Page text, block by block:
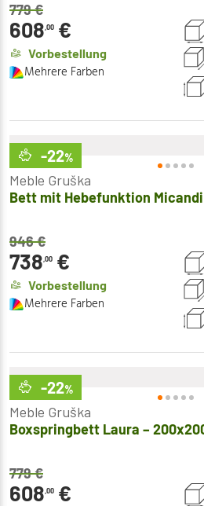
779€
608,00 €
Vorbestellung
Mehrere Farben
-22%
Meble Gruška
Bett mit Hebefunktion
946€
738,00 €
Vorbestellung
Mehrere Farben
-22%
Meble Gruška
Boxspringbett Laura –
779€
608,00 €